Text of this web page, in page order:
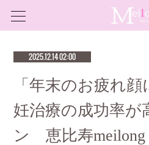
2025.12.14 02:00
「年末のお疲れ
妊治療の成功率が
ン 恵比寿meilong